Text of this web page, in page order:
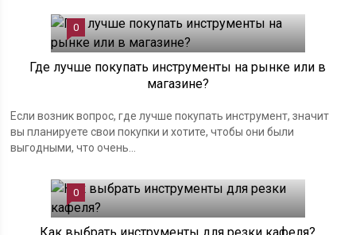
0
Где лучше покупать инструменты на рынке или в
магазине?
Если возник вопрос, где лучше покупать инструмент, значит
вы планируете свои покупки и хотите, чтобы они были
выгодными, что очень...
0